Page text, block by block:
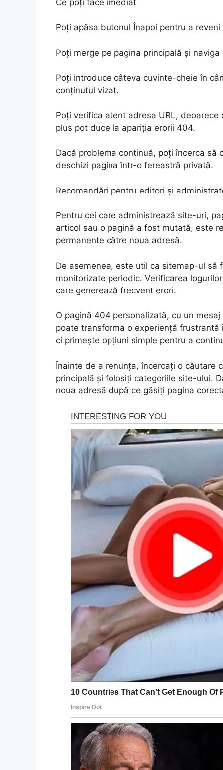
Ce poți face imediat
Poți apăsa butonul Înapoi pentru a
Poți merge pe pagina principală și
Poți introduce câteva cuvinte-cheie în
conținutul vizat.
Poți verifica atent adresa URL,
plus pot duce la apariția erorii 404.
Dacă problema continuă, poți încerca să
deschizi pagina într-o fereastră privată.
Recomandări pentru editori și
Pentru cei care administrează site-uri,
articol sau o pagină a fost mutată, este
permanente către noua adresă.
De asemenea, este util ca sitemap-ul
monitorizate periodic. Verificarea
care generează frecvent erori.
O pagină 404 personalizată, cu un
poate transforma o experiență
ci primește opțiuni simple pentru a
Înainte de a renunța, încercați o căutare
principală și folosiți categoriile site-ului.
noua adresă după ce găsiți pagina